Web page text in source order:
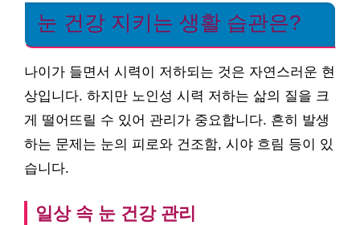
눈 건강 지키는 생활 습관은?
나이가 들면서 시력이 저하되는 것은 자연스러운 현
상입니다. 하지만 노인성 시력 저하는 삶의 질을 크
게 떨어뜨릴 수 있어 관리가 중요합니다. 흔히 발생
하는 문제는 눈의 피로와 건조함, 시야 흐림 등이 있
습니다.
일상 속 눈 건강 관리